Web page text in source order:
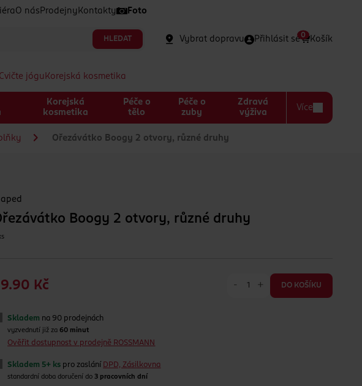
O nás Prodejny Kontakty Foto
HLEDAT Vybrat dopravu Přihlásit se Košík
0
Cvičte jógu Korejská kosmetika
Korejská
kosmetika
Péče o
tělo
Péče o
zuby
Zdravá
výživa
Více
Ořezávátko Boogy 2 otvory, různé druhy
Boogy 2 otvory, různé druhy
Kč - + DO KOŠÍKU
Skladem na 90 prodejnách
vyzvednutí již za60 minut
Ověřit dostupnost v prodejně ROSSMANN
Skladem 5+ ks pro zaslání DPD, Zásilkovna
standardní doba doručení do 3 pracovních dní